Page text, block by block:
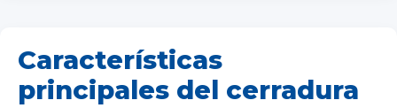
Características
principales del cerradura